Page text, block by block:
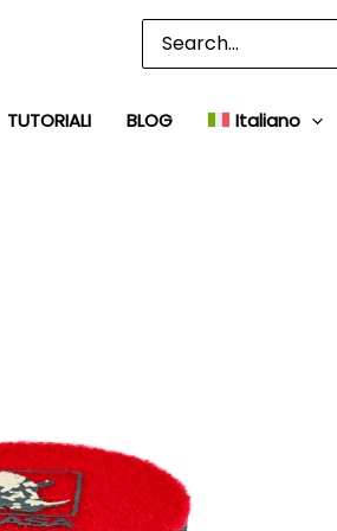
Ricerca
per:
TUTORIALI BLOG Italiano